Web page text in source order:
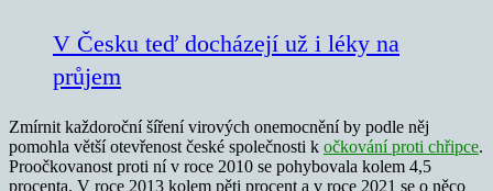
V Česku teď docházejí už i léky na
průjem
Zmírnit každoroční šíření virových onemocnění by podle něj
pomohla větší otevřenost české společnosti k očkování proti chřipce.
Proočkovanost proti ní v roce 2010 se pohybovala kolem 4,5
procenta. V roce 2013 kolem pěti procent a v roce 2021 se o něco